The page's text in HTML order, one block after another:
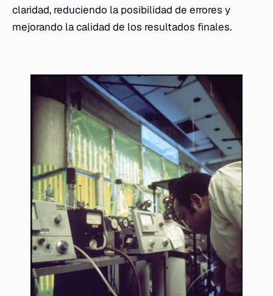
claridad, reduciendo la posibilidad de errores y
mejorando la calidad de los resultados finales.